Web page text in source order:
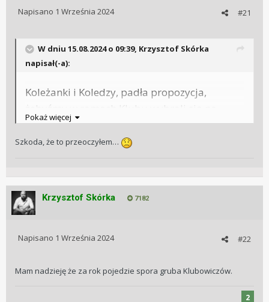
#21
Napisano 1 Września 2024
W dniu 15.08.2024 o 09:39, Krzysztof Skórka
napisał(-a):
Koleżanki i Koledzy, padła propozycja,
żebyśmy w ramach Klubu wybrali się na
Geneva Watch Days. Ponieważ jeden z
Członków Stowarzyszenia -
Brand Development w Lederer Timepieces
(przy okazji - serdeczne gratulacje!), to ma
umówienia spotkań z najlepszymi
(już wstępnie umówione na sobotę 31.08)
Pokaż więcej
Szkoda, że to przeoczyłem…
Krzysztof Skórka 7182
#22
Napisano 1 Września 2024
Mam nadzieję że za rok pojedzie spora gruba Klubowiczów.
2